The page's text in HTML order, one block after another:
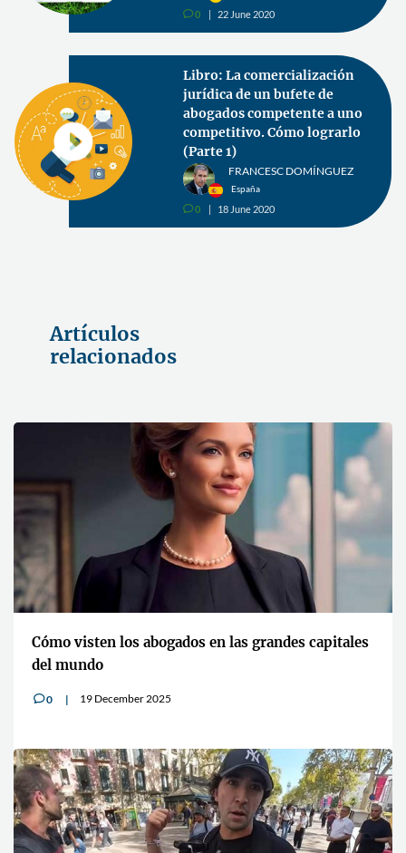
v0 22 June 2020
Libro: La comercialización
jurídica de un bufete de
abogados competente a uno
competitivo. Cómo lograrlo
(Parte 1)
FRANCESC DOMÍNGUEZ
España
v0 18 June 2020
Artículos
relacionados
Cómo visten los abogados en las grandes capitales
del mundo
v0 19 December 2025